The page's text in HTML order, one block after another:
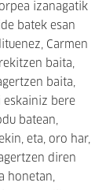
izanagatik
batek esan
Carmen
baita,
baita,
eskainiz bere
batean,
eta, oro har,
diren
honetan,